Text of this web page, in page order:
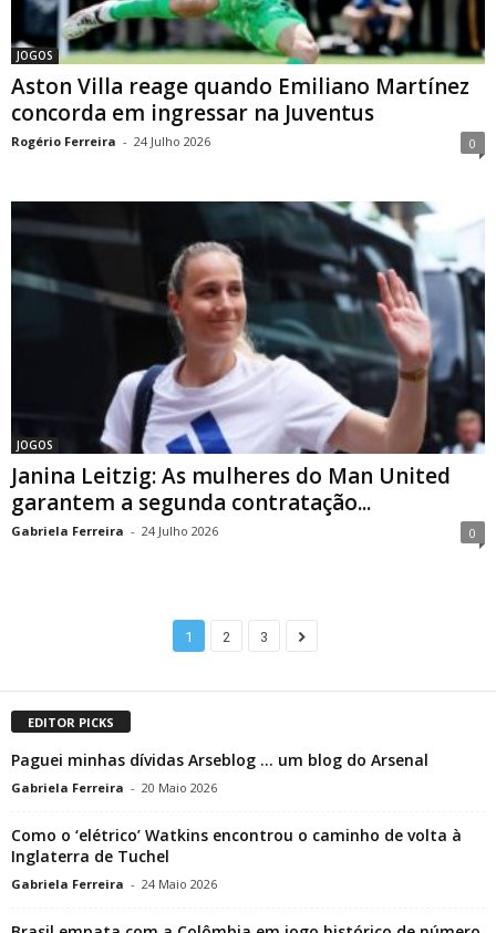
JOGOS
Aston Villa reage quando Emiliano Martínez
concorda em ingressar na Juventus
Rogério Ferreira - 24 Julho 2026 0
JOGOS
Janina Leitzig: As mulheres do Man United
garantem a segunda contratação...
Gabriela Ferreira - 24 Julho 2026 0
1 2 3
EDITOR PICKS
Paguei minhas dívidas Arseblog … um blog do Arsenal
Gabriela Ferreira - 20 Maio 2026
Como o ‘elétrico’ Watkins encontrou o caminho de volta à
Inglaterra de Tuchel
Gabriela Ferreira - 24 Maio 2026